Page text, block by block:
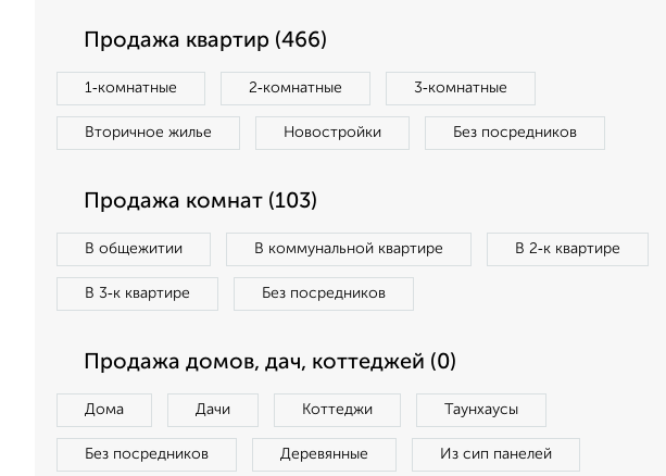
Продажа квартир (466)
1‑комнатные 2‑комнатные 3‑комнатные
Вторичное жилье Новостройки Без посредников
Продажа комнат (103)
В общежитии В коммунальной квартире В 2‑к квартире
В 3‑к квартире Без посредников
Продажа домов, дач, коттеджей (0)
Дома Дачи Коттеджи Таунхаусы
Без посредников Деревянные Из сип панелей